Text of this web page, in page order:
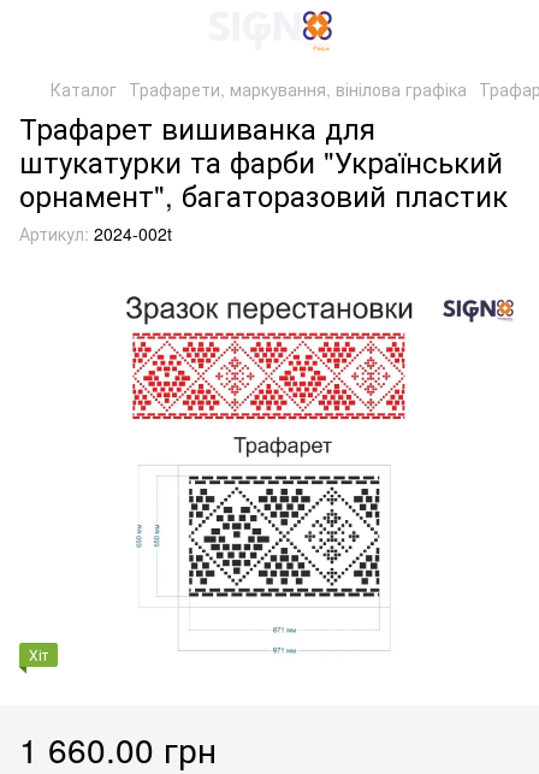
Каталог Трафарети, маркування, вінілова графіка
Трафарет вишиванка для
штукатурки та фарби "Український
орнамент", багаторазовий пластик
Артикул: 2024-002t
Хіт
1 660.00 грн